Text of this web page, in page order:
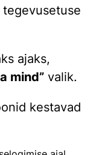
ajaks,
mind” valik.
kestavad